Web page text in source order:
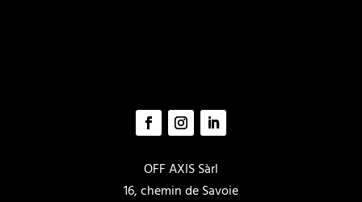
OFF AXIS Sàrl
16, chemin de Savoie